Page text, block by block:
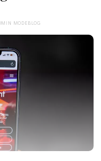
MODEBLOG